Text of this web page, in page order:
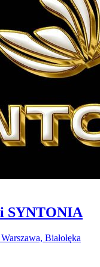
SYNTONIA
Białołęka